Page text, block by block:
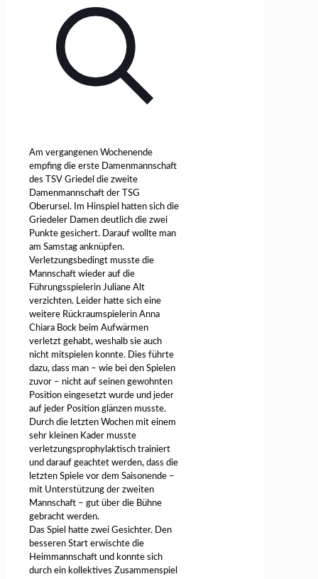
Am vergangenen Wochenende
empfing die erste Damenmannschaft
des TSV Griedel die zweite
Damenmannschaft der TSG
Oberursel. Im Hinspiel hatten sich die
Griedeler Damen deutlich die zwei
Punkte gesichert. Darauf wollte man
am Samstag anknüpfen.
Verletzungsbedingt musste die
Mannschaft wieder auf die
Führungsspielerin Juliane Alt
verzichten. Leider hatte sich eine
weitere Rückraumspielerin Anna
Chiara Bock beim Aufwärmen
verletzt gehabt, weshalb sie auch
nicht mitspielen konnte. Dies führte
dazu, dass man – wie bei den Spielen
zuvor – nicht auf seinen gewohnten
Position eingesetzt wurde und jeder
auf jeder Position glänzen musste.
Durch die letzten Wochen mit einem
sehr kleinen Kader musste
verletzungsprophylaktisch trainiert
und darauf geachtet werden, dass die
letzten Spiele vor dem Saisonende –
mit Unterstützung der zweiten
Mannschaft – gut über die Bühne
gebracht werden.
Das Spiel hatte zwei Gesichter. Den
besseren Start erwischte die
Heimmannschaft und konnte sich
durch ein kollektives Zusammenspiel